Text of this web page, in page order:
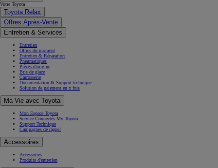
Votre Toyota
Toyota Relax
Offres Après-Vente
Entretien & Services
Entretien
Offres du moment
Entretien & Réparation
Pneumatiques
Pièces d'origine
Bris de glace
Carrosserie
Documentation & Support technique
Solution de paiement en x fois
Ma Vie avec Toyota
Mon Espace Toyota
Service Connectés My Toyota
Support Technique
Campagnes de rappel
Accessoires
Accessoires
Produits d'entretien